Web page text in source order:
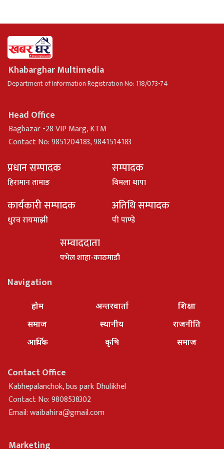
Khabarghar Multimedia
Department of Information Registration No: 118/073-74
Head Office
Bagbazar -28 VIP Marg, KTM
Contact No: 9851204183, 9841514183
प्रधान सम्पादक
हिरामान तामाङ
सम्पादक
विमला थापा
कार्यकारी सम्पादक
धु्रव रायमाझी
अतिथि सम्पादक
पी पाण्डे
सम्वाददाता
पभेल शाहा-काठमाडौ
Navigation
होम
समाज
आर्थिक
अन्तरवार्ता
स्थानीय
कृषि
शिक्षा
राजनीति
समाज
Contact Office
Kabhepalanchok, bus park Dhulikhel
Contact No: 9808538302
Email:waibahira@gmail.com
Marketing